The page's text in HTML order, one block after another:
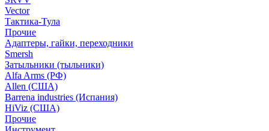
Vector
Тактика-Тула
Прочие
Адаптеры, гайки, переходники
Smersh
Затыльники (тыльники)
Alfa Arms (РФ)
Allen (США)
Barrena industries (Испания)
HiViz (США)
Прочие